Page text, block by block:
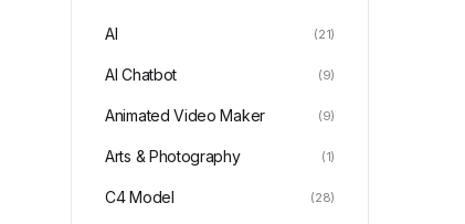
AI (21)
AI Chatbot (9)
Animated Video Maker (9)
Arts & Photography (1)
C4 Model (28)